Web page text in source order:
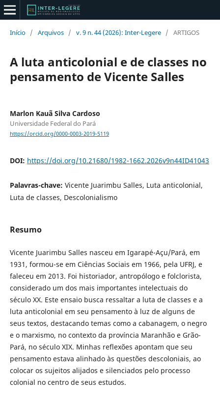
Início / Arquivos / v. 9 n. 44 (2026): Inter-Legere / ARTIGOS
A luta anticolonial e de classes no
pensamento de Vicente Salles
Marlon Kauã Silva Cardoso
Universidade Federal do Pará
https://orcid.org/0000-0003-2019-5119
DOI: https://doi.org/10.21680/1982-1662.2026v9n44ID41043
Palavras-chave: Vicente Juarimbu Salles, Luta anticolonial,
Luta de classes, Descolonialismo
Resumo
Vicente Juarimbu Salles nasceu em Igarapé-Açu/Pará, em
1931, formou-se em Ciências Sociais em 1966, pela UFRJ, e
faleceu em 2013. Foi historiador, antropólogo e folclorista,
considerado um dos mais importantes intelectuais do
século XX. Este ensaio busca ressaltar a luta de classes e a
luta anticolonial em seu pensamento à luz de alguns de
seus textos, destacando temas como a cabanagem, o negro
e o marxismo, no contexto da província Maranhão e Grão-
Pará, no século XIX. Minhas reflexões apontam que seu
pensamento estava alinhado às questões descoloniais, ao
colocar os sujeitos alijados e silenciados pelo processo
colonial no centro de seus estudos.